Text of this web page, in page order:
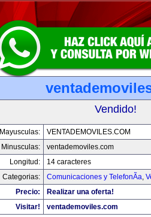
Vendido!
Mayusculas:
VENTADEMOVILES.COM
Minusculas:
ventademoviles.com
Longitud:
14 caracteres
Categorias:
Comunicaciones y TelefonÃ­a,
Precio:
Realizar una oferta!
Visitar!
ventademoviles.com